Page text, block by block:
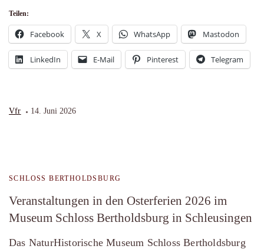
Teilen:
Facebook X WhatsApp Mastodon
LinkedIn E-Mail Pinterest Telegram
Vfr 14. Juni 2026
SCHLOSS BERTHOLDSBURG
Veranstaltungen in den Osterferien 2026 im
Museum Schloss Bertholdsburg in Schleusingen
Das NaturHistorische Museum Schloss Bertholdsburg